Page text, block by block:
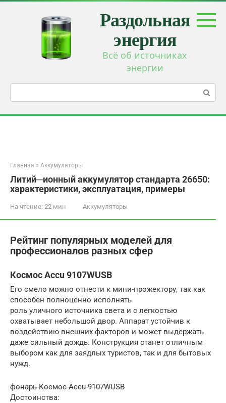
Перейти
Раздольная
энергия
Всё об источниках
энергии
Главная » Аккумуляторы
Литий─ионный аккумулятор стандарта 26650:
характеристики, эксплуатация, примеры
На чтение: 22 мин Аккумуляторы
Рейтинг популярных моделей для
профессионалов разных сфер
Космос Accu 9107WUSB
Его смело можно отнести к мини-прожектору, так как
способен полноценно исполнять
роль уличного источника света и с легкостью
охватывает небольшой двор. Аппарат устойчив к
воздействию внешних факторов и может выдержать
даже сильный дождь. Конструкция станет отличным
выбором как для заядлых туристов, так и для бытовых
нужд.
фонарь Космос Accu 9107WUSB
Достоинства: